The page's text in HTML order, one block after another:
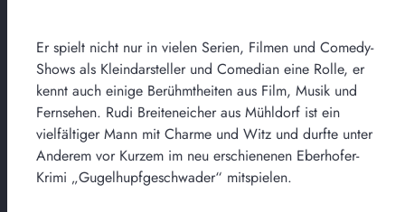
Er spielt nicht nur in vielen Serien, Filmen und Comedy-
Shows als Kleindarsteller und Comedian eine Rolle, er
kennt auch einige Berühmtheiten aus Film, Musik und
Fernsehen. Rudi Breiteneicher aus Mühldorf ist ein
vielfältiger Mann mit Charme und Witz und durfte unter
Anderem vor Kurzem im neu erschienenen Eberhofer-
Krimi „Gugelhupfgeschwader“ mitspielen.